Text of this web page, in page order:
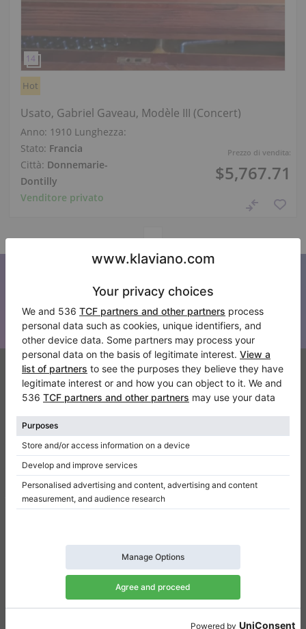
Prezzo di vendita:
$5,767.71
Hot
Usato, Gabriel Gaveau, Modèle III (Concert)
Anno: 1910 Lunghezza:
Stato: Francia
Città: Donnemarie-
Dontilly
Venditore privato
Iscriviti alla nostra newsletter
Tenetevi aggiornati su tutte le novità di Klaviano
Klaviano
FAQ
Contatto
Chi siamo
Scrivi una recensione
Politica della privacy
Impostazioni per il consenso